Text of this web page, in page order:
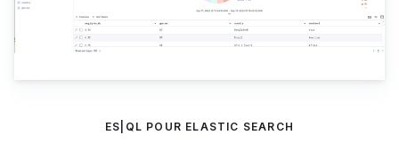
ES|QL POUR ELASTIC SEARCH